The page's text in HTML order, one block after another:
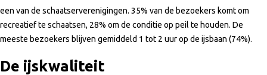
een van de schaatserverenigingen. 35% van de bezoekers komt om
recreatief te schaatsen, 28% om de conditie op peil te houden. De
meeste bezoekers blijven gemiddeld 1 tot 2 uur op de ijsbaan (74%).
De ijskwaliteit